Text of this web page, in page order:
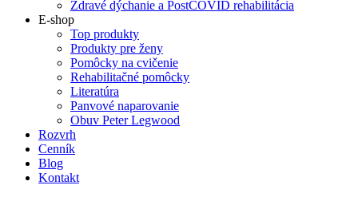
Zdravé dýchanie a PostCOVID rehabilitácia
E-shop
Top produkty
Produkty pre ženy
Pomôcky na cvičenie
Rehabilitačné pomôcky
Literatúra
Panvové naparovanie
Obuv Peter Legwood
Rozvrh
Cenník
Blog
Kontakt